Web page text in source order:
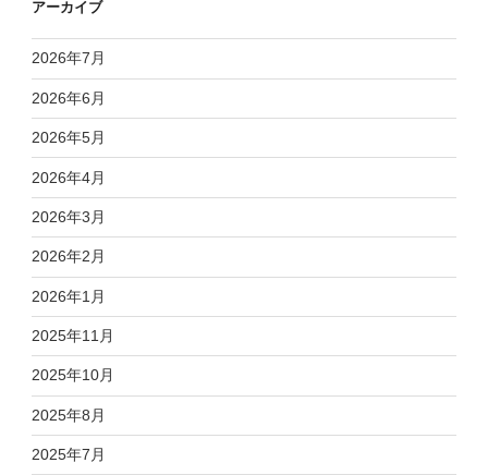
アーカイブ
2026年7月
2026年6月
2026年5月
2026年4月
2026年3月
2026年2月
2026年1月
2025年11月
2025年10月
2025年8月
2025年7月